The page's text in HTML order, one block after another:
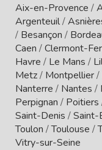
Aix-en-Provence /
Argenteuil/
/ Besançon /
Caen /Clermont-
Havre / Le Mans /
Metz/ Montpellier/
Nanterre / Nantes /
Perpignan / Poitiers
Saint-Denis /Saint-
Toulon /Toulouse /
Vitry-sur-Seine